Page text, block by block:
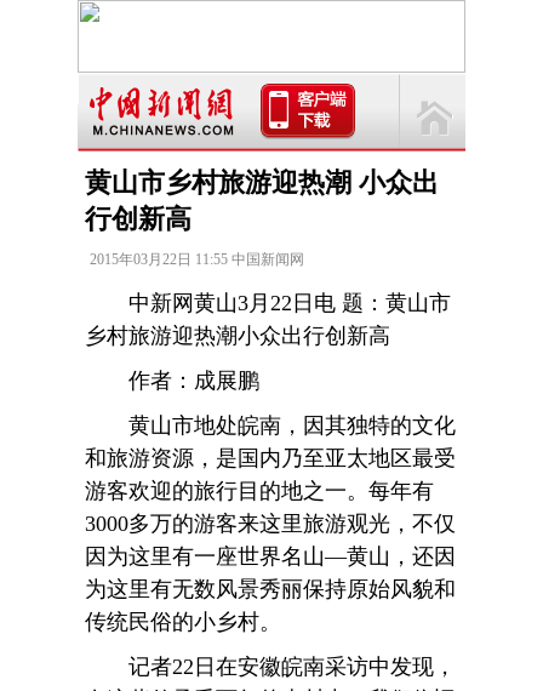
黄山市乡村旅游迎热潮 小众出
行创新高
2015年03月22日 11:55 中国新闻网
中新网黄山3月22日电 题：黄山市
乡村旅游迎热潮小众出行创新高
作者：成展鹏
黄山市地处皖南，因其独特的文化
和旅游资源，是国内乃至亚太地区最受
游客欢迎的旅行目的地之一。每年有
3000多万的游客来这里旅游观光，不仅
因为这里有一座世界名山—黄山，还因
为这里有无数风景秀丽保持原始风貌和
传统民俗的小乡村。
记者22日在安徽皖南采访中发现，